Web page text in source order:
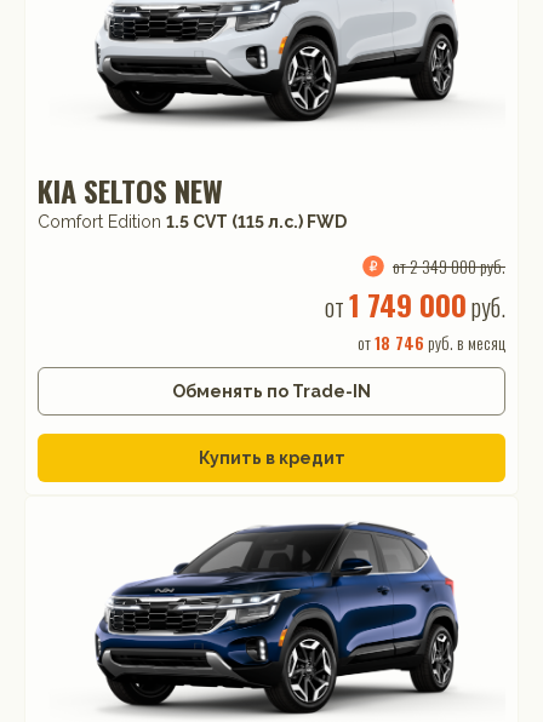
KIA SELTOS NEW
Comfort Edition 1.5 CVT (115 л.с.) FWD
от 2 349 000 руб.
от1 749 000руб.
от18 746 руб. в месяц
Обменять по Trade-IN
Купить в кредит